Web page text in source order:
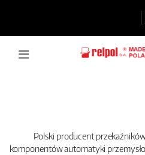
Polski producent
komponentów automatyki